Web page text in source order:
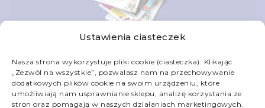
Ustawienia ciasteczek
Nasza strona wykorzystuje pliki cookie (ciasteczka). Klikając
„Zezwól na wszystkie”, pozwalasz nam na przechowywanie
dodatkowych plików cookie na swoim urządzeniu, które
umożliwiają nam usprawnianie sklepu, analizę korzystania ze
stron oraz pomagają w naszych działaniach marketingowych.
Skontaktuj się z nami